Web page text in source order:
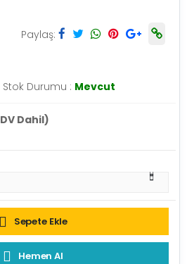
Paylaş:
Stok Durumu : Mevcut
Dahil)
Sepete Ekle
Hemen Al